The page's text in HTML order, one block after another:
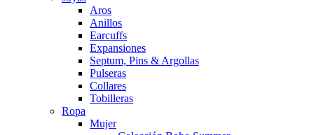
Aros
Anillos
Earcuffs
Expansiones
Septum, Pins & Argollas
Pulseras
Collares
Tobilleras
Ropa
Mujer